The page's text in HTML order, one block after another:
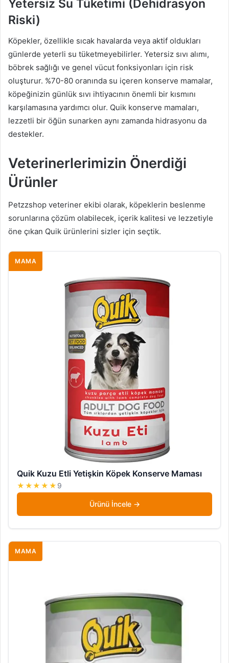
Yetersiz Su Tüketimi (Dehidrasyon
Riski)
Köpekler, özellikle sıcak havalarda veya aktif oldukları
günlerde yeterli su tüketmeyebilirler. Yetersiz sıvı alımı,
böbrek sağlığı ve genel vücut fonksiyonları için risk
oluşturur. %70-80 oranında su içeren konserve mamalar,
köpeğinizin günlük sıvı ihtiyacının önemli bir kısmını
karşılamasına yardımcı olur. Quik konserve mamaları,
lezzetli bir öğün sunarken aynı zamanda hidrasyonu da
destekler.
Veterinerlerimizin Önerdiği
Ürünler
Petzzshop veteriner ekibi olarak, köpeklerin beslenme
sorunlarına çözüm olabilecek, içerik kalitesi ve lezzetiyle
öne çıkan Quik ürünlerini sizler için seçtik.
MAMA
Quik Kuzu Etli Yetişkin Köpek Konserve Maması
★★★★★ 9
Ürünü İncele
MAMA